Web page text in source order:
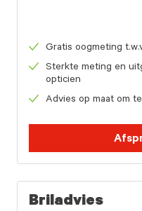
Gratis oogmeting
Sterkte meting en
opticien
Advies op maat om
Briladvies